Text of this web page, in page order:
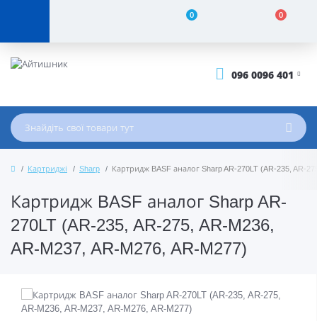
0 0
096 0096 401
Картриджі Sharp Картридж BASF аналог Sharp AR-270LT (AR-235, AR-
Картридж BASF аналог Sharp AR-
270LT (AR-235, AR-275, AR-M236,
AR-M237, AR-M276, AR-M277)